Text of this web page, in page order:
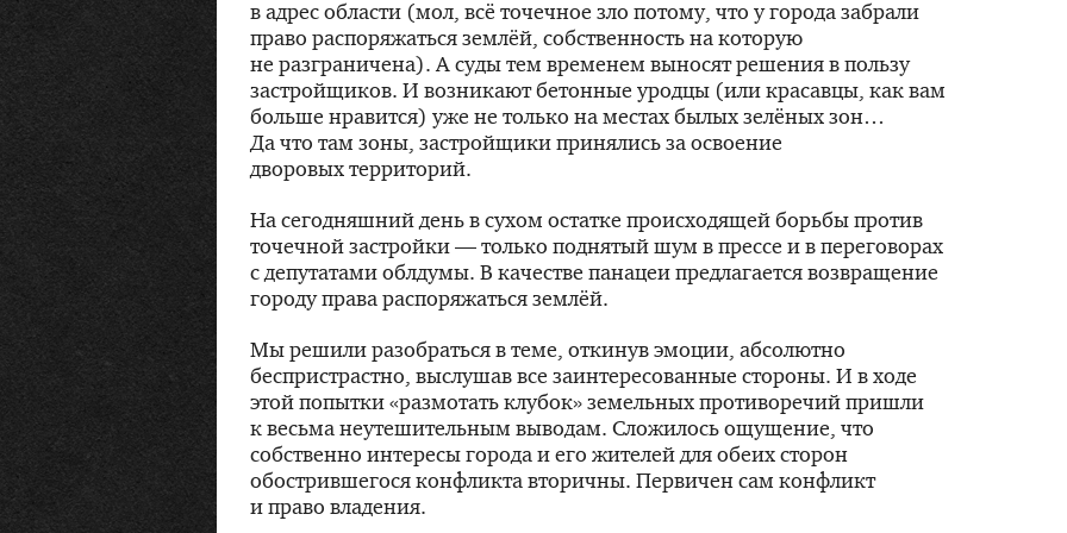
в адрес области (мол, всё точечное зло потому, что у города забрали
право распоряжаться землёй, собственность на которую
не разграничена). А суды тем временем выносят решения в пользу
застройщиков. И возникают бетонные уродцы (или красавцы, как вам
больше нравится) уже не только на местах былых зелёных зон…
Да что там зоны, застройщики принялись за освоение
дворовых территорий.
На сегодняшний день в сухом остатке происходящей борьбы против
точечной застройки — только поднятый шум в прессе и в переговорах
с депутатами облдумы. В качестве панацеи предлагается возвращение
городу права распоряжаться землёй.
Мы решили разобраться в теме, откинув эмоции, абсолютно
беспристрастно, выслушав все заинтересованные стороны. И в ходе
этой попытки «размотать клубок» земельных противоречий пришли
к весьма неутешительным выводам. Сложилось ощущение, что
собственно интересы города и его жителей для обеих сторон
обострившегося конфликта вторичны. Первичен сам конфликт
и право владения.